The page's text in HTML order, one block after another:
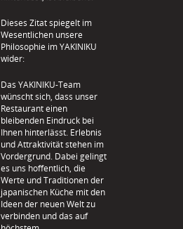
Dieses Zitat spiegelt im
Wesentlichen unsere
Philosophie im YAKINIKU
wider:
Das YAKINIKU-Team
wünscht sich, dass unser
Restaurant einen
bleibenden Eindruck bei
Ihnen hinterlässt. Erlebnis
und Attraktivität stehen im
Vordergrund. Dabei gelingt
es uns hoffentlich, die
Werte und Traditionen der
japanischen Küche mit den
Ideen der neuen Welt zu
verbinden und das auf